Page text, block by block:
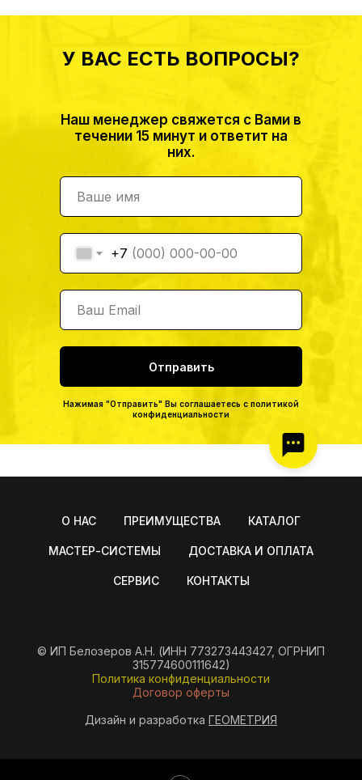
У ВАС ЕСТЬ ВОПРОСЫ?
Наш менеджер свяжется с Вами в
течении 15 минут и ответит на
них.
Нажимая "Отправить" Вы соглашаетесь с политикой
конфиденциальности
+7
Отправить
О НАС ПРЕИМУЩЕСТВА КАТАЛОГ
МАСТЕР-СИСТЕМЫ ДОСТАВКА И ОПЛАТА
СЕРВИС КОНТАКТЫ
© ИП Белозеров А.Н. (ИНН 773273443427, ОГРНИП
315774600111642)
Политика конфиденциальности
Договор оферты
Дизайн и разработка ГЕОМЕТРИЯ